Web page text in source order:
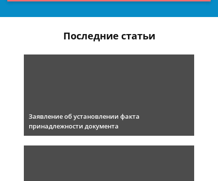
Последние статьи
Заявление об установлении факта
принадлежности документа